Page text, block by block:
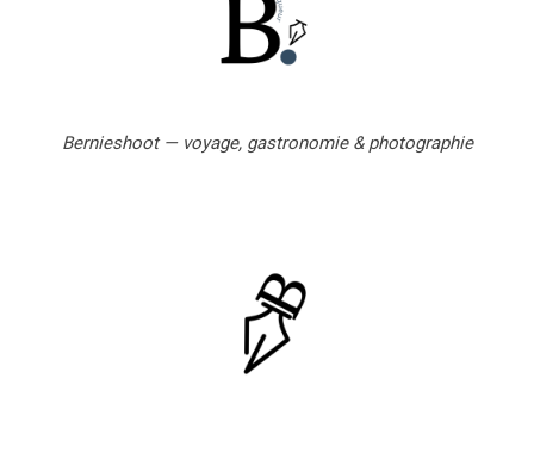
Bernieshoot — voyage, gastronomie & photographie